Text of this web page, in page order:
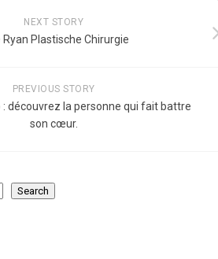
NEXT STORY
Ryan Plastische Chirurgie
PREVIOUS STORY
: découvrez la personne qui fait battre
son cœur.
Search